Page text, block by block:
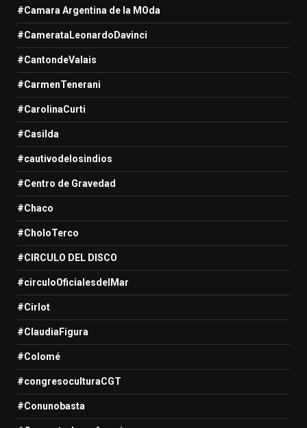
#Camara Argentina de la MOda
#CamerataLeonardoDavinci
#CantondeValais
#CarmenTenerani
#CarolinaCurti
#Casilda
#cautivodelosindios
#Centro de Gravedad
#Chaco
#CholoTerco
#CIRCULO DEL DISCO
#circuloOficialesdelMar
#Cirlot
#ClaudiaFigura
#Colomé
#congresoculturaCGT
#Conunobasta